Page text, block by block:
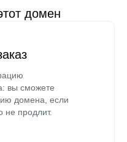
домен
вы сможете
домена, если
не продлит.